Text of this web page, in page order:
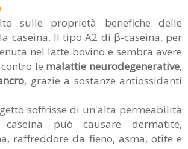
sulle proprietà benefiche delle
caseina. Il tipo A2 di β-caseina, per
nel latte bovino e sembra avere
contro le malattie neurodegenerative,
, grazie a sostanze antiossidanti
soffrisse di un'alta permeabilità
può causare dermatite,
raffreddore da fieno, asma, otite e